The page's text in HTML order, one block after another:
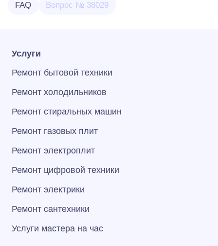
FAQ Вопрос № 38029
Услуги
Ремонт бытовой техники
Ремонт холодильников
Ремонт стиральных машин
Ремонт газовых плит
Ремонт электроплит
Ремонт цифровой техники
Ремонт электрики
Ремонт сантехники
Услуги мастера на час